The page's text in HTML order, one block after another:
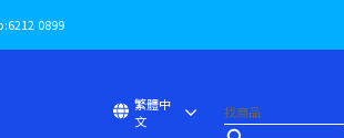
0899
繁體中
文